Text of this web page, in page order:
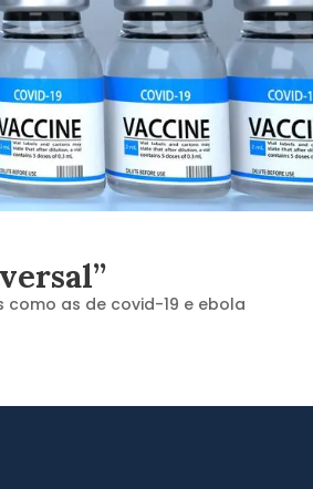
as de covid-19 e ebola